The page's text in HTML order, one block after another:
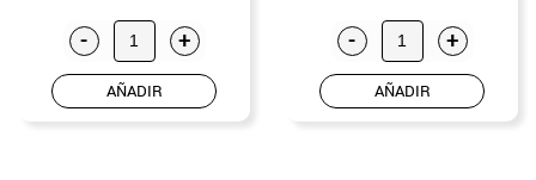
- +
AÑADIR
- +
AÑADIR